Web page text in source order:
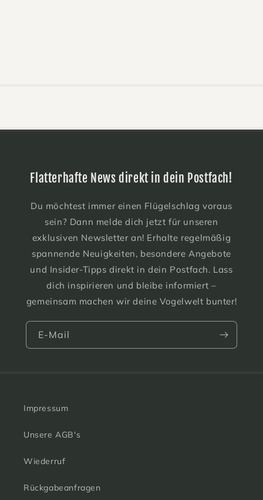
Flatterhafte News direkt in dein Postfach!
Du möchtest immer einen Flügelschlag voraus
sein? Dann melde dich jetzt für unseren
exklusiven Newsletter an! Erhalte regelmäßig
spannende Neuigkeiten, besondere Angebote
und Insider-Tipps direkt in dein Postfach. Lass
dich inspirieren und bleibe informiert –
gemeinsam machen wir deine Vogelwelt bunter!
E-Mail
Impressum
Unsere AGB's
Wiederruf
Rückgabeanfragen